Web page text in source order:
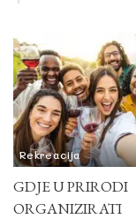
Rekreacija
GDJE U PRIRODI
ORGANIZIRATI